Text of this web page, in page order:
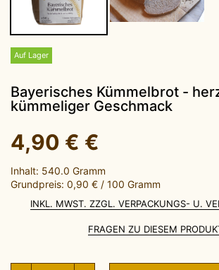
Auf Lager
Bayerisches Kümmelbrot - herzhaft
kümmeliger Geschmack
4,90 € €
Inhalt: 540.0 Gramm
Grundpreis: 0,90 € / 100 Gramm
INKL. MWST. ZZGL. VERPACKUNGS- U.
FRAGEN ZU DIESEM